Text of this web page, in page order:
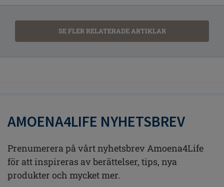
SE FLER RELATERADE ARTIKLAR
AMOENA4LIFE NYHETSBREV
Prenumerera på vårt nyhetsbrev Amoena4Life
för att inspireras av berättelser, tips, nya
produkter och mycket mer.